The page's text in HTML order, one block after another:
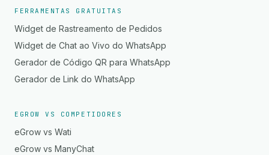
FERRAMENTAS GRATUITAS
Widget de Rastreamento de Pedidos
Widget de Chat ao Vivo do WhatsApp
Gerador de Código QR para WhatsApp
Gerador de Link do WhatsApp
EGROW VS COMPETIDORES
eGrow vs Wati
eGrow vs ManyChat